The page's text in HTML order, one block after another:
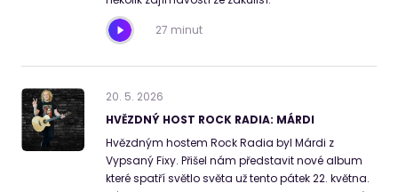
27 minut
20. 5. 2026
HVĚZDNÝ HOST ROCK RADIA: MÁRDI
Hvězdným hostem Rock Radia byl Márdi z
Vypsaný Fixy. Přišel nám představit nové album
které spatří světlo světa už tento pátek 22. května.